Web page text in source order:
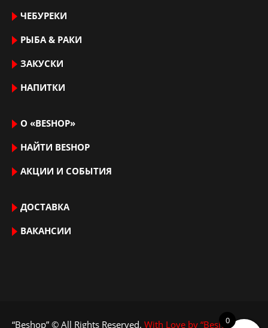
ЧЕБУРЕКИ
РЫБА & РАКИ
ЗАКУСКИ
НАПИТКИ
О «BESHOP»
НАЙТИ ВЕSHOP
АКЦИИ И СОБЫТИЯ
ДОСТАВКА
ВАКАНСИИ
“Beshop” © All Rights Reserved. With Love by “Beshop”
0